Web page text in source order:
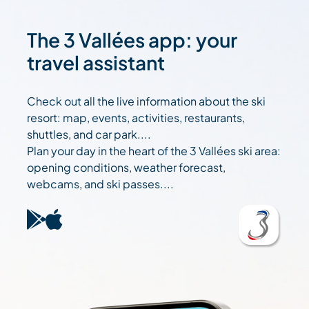
The 3 Vallées app: your
travel assistant
Check out all the live information about the ski
resort: map, events, activities, restaurants,
shuttles, and car park....
Plan your day in the heart of the 3 Vallées ski area:
opening conditions, weather forecast,
webcams, and ski passes....